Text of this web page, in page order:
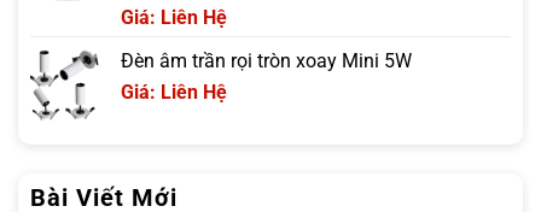
Giá: Liên Hệ
Đèn âm trần rọi tròn xoay Mini 5W
Giá: Liên Hệ
Bài Viết Mới